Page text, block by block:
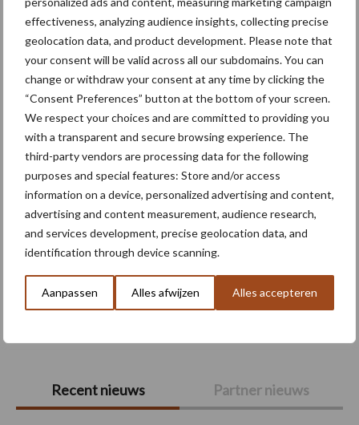
effectiveness, analyzing audience insights, collecting precise
geolocation data, and product development. Please note that
your consent will be valid across all our subdomains. You can
change or withdraw your consent at any time by clicking the
“Consent Preferences” button at the bottom of your screen.
We respect your choices and are committed to providing you
with a transparent and secure browsing experience. The
third-party vendors are processing data for the following
purposes and special features: Store and/or access
information on a device, personalized advertising and content,
advertising and content measurement, audience research,
and services development, precise geolocation data, and
identification through device scanning.
Aanpassen Alles afwijzen Alles accepteren
Primaire
Sidebar
Recent nieuws Partner nieuws
Meer lezen over:
Maak uw keuze
Machines Duurzaamheid
Toon meer